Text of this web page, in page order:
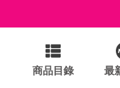
商品目錄 最